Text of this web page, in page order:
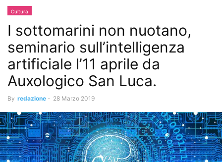
Cultura
I sottomarini non nuotano,
seminario sull’intelligenza
artificiale l’11 aprile da
Auxologico San Luca.
By redazione - 28 Marzo 2019